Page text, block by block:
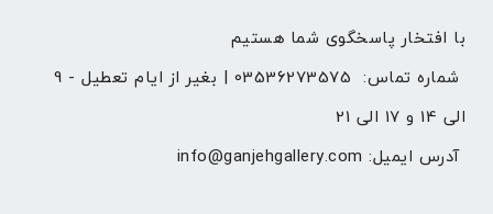
با افتخار پاسخگوی شما هستیم
شماره تماس:
الی 14 و 17 الی 21
آدرس ایمیل: info@ganjehgallery.com